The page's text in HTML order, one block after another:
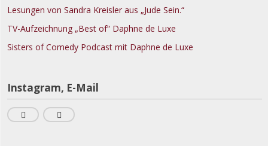
Lesungen von Sandra Kreisler aus „Jude Sein.“
TV-Aufzeichnung „Best of“ Daphne de Luxe
Sisters of Comedy Podcast mit Daphne de Luxe
Instagram, E-Mail